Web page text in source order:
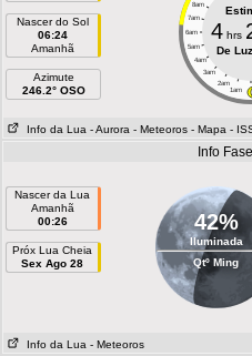
Nascer do Sol
06:24
Amanhã
Azimute
246.2° OSO
8am
7am
6am
5am
4am
3am
2am
1am
4hrs
De
Info da Lua - Aurora - Meteoros - Mapa -
Info
Nascer da Lua
Amanhã
00:26
Próx Lua Cheia
Sex Ago 28
42%
Iluminada
Qtº Ming
Info da Lua - Meteoros